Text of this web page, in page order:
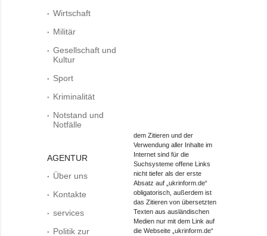
Wirtschaft
Militär
Gesellschaft und
Kultur
Sport
Kriminalität
Notstand und
Notfälle
AGENTUR
Über uns
Kontakte
services
Politik zur
dem Zitieren und der
Verwendung aller Inhalte im
Internet sind für die
Suchsysteme offene Links
nicht tiefer als der erste
Absatz auf „ukrinform.de“
obligatorisch, außerdem ist
das Zitieren von übersetzten
Texten aus ausländischen
Medien nur mit dem Link auf
die Webseite „ukrinform.de“